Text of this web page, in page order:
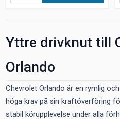
Yttre drivknut till
Orlando
Chevrolet Orlando är en rymlig
höga krav på sin kraftöverföring
stabil körupplevelse under alla